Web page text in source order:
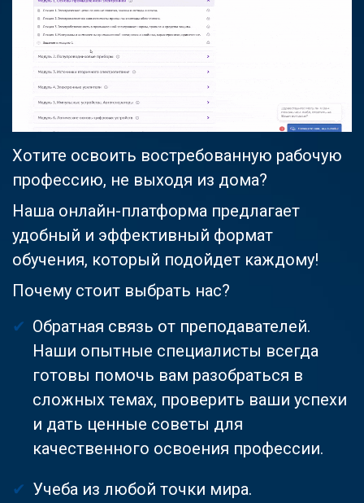
Хотите освоить востребованную рабочую
профессию, не выходя из дома?
Наша онлайн-платформа предлагает
удобный и эффективный формат
обучения, который подойдет каждому!
Почему стоит выбрать нас?
Обратная связь от преподавателей.
Наши опытные специалисты всегда
готовы помочь вам разобраться в
сложных темах, проверить ваши успехи
и дать ценные советы для
качественного освоения профессии.
Учеба из любой точки мира.